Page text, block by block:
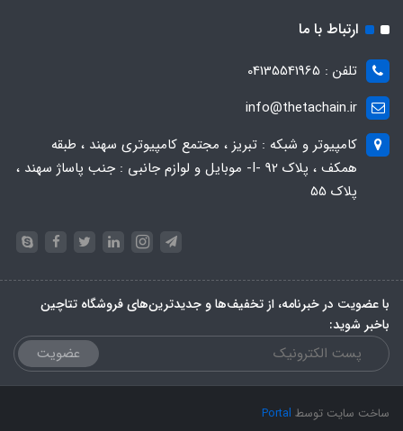
ارتباط با ما
تلفن : 04135541965
info@thetachain.ir
کامپیوتر و شبکه : تبریز ، مجتمع کامپیوتری سهند ، طبقه
همکف ، پلاک 92 -I- موبایل و لوازم جانبی : جنب پاساژ سهند ،
پلاک 55
با عضویت در خبرنامه، از تخفیف‌ها و جدیدترین‌های فروشگاه تتاچین
باخبر شوید:
عضویت
ساخت سایت توسط Portal